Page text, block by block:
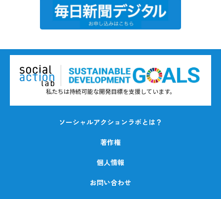
私たちは持続可能な開発目標を支援しています。
ソーシャルアクションラボとは？
著作権
個人情報
お問い合わせ